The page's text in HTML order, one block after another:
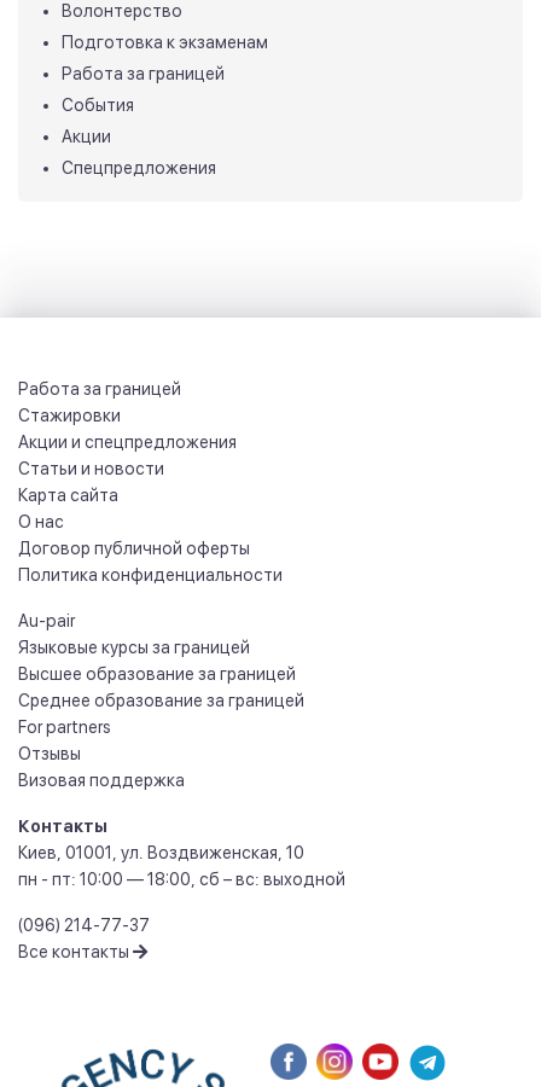
Волонтерство
Подготовка к экзаменам
Работа за границей
События
Акции
Спецпредложения
Работа за границей
Стажировки
Акции и спецпредложения
Статьи и новости
Карта сайта
О нас
Договор публичной оферты
Политика конфиденциальности
Au-pair
Языковые курсы за границей
Высшее образование за границей
Среднее образование за границей
For partners
Отзывы
Визовая поддержка
Контакты
Киев, 01001 , ул. Воздвиженская, 10
пн - пт: 10:00 — 18:00, сб – вс: выходной
(096) 214-77-37
Все контакты